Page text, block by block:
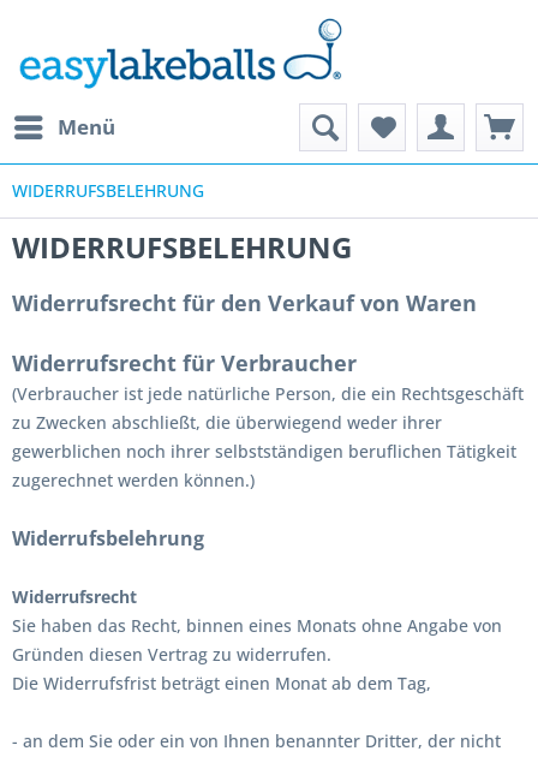
Menü
WIDERRUFSBELEHRUNG
WIDERRUFSBELEHRUNG
Widerrufsrecht für den Verkauf von Waren
Widerrufsrecht für Verbraucher
(Verbraucher ist jede natürliche Person, die ein Rechtsgeschäft
zu Zwecken abschließt, die überwiegend weder ihrer
gewerblichen noch ihrer selbstständigen beruflichen Tätigkeit
zugerechnet werden können.)
Widerrufsbelehrung
Widerrufsrecht
Sie haben das Recht, binnen eines Monats ohne Angabe von
Gründen diesen Vertrag zu widerrufen.
Die Widerrufsfrist beträgt einen Monat ab dem Tag,
- an dem Sie oder ein von Ihnen benannter Dritter, der nicht